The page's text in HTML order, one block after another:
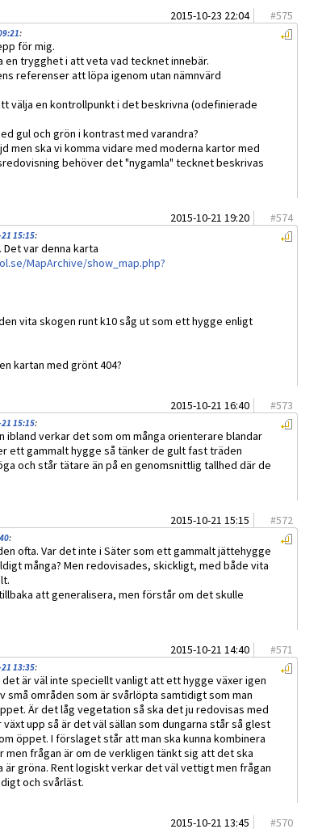
2015-10-23 22:04 #575
:
för mig.
en trygghet i att veta vad tecknet innebär.
referenser att löpa igenom utan nämnvärd
välja en kontrollpunkt i det beskrivna (odefinierade
gul och grön i kontrast med varandra?
men ska vi komma vidare med moderna kartor med
behöver det "nygamla" tecknet beskrivas
2015-10-21 19:20 #574
15:15:
var denna karta
MapArchive/show_map.php?
vita skogen runt k10 såg ut som ett hygge enligt
kartan med grönt 404?
2015-10-21 16:40 #573
15:15:
ibland verkar det som om många orienterare blandar
ett gammalt hygge så tänker de gult fast träden
och står tätare än på en genomsnittlig tallhed där de
2015-10-21 15:15 #572
:
ofta. Var det inte i Säter som ett gammalt jättehygge
många? Men redovisades, skickligt, med både vita
att generalisera, men förstår om det skulle
2015-10-21 14:40 #571
13:35:
är väl inte speciellt vanligt att ett hygge växer igen
små områden som är svårlöpta samtidigt som man
Är det låg vegetation så ska det ju redovisas med
upp så är det väl sällan som dungarna står så glest
öppet. I förslaget står att man ska kunna kombinera
frågan är om de verkligen tänkt sig att det ska
är gröna. Rent logiskt verkar det väl vettigt men frågan
och svårläst.
2015-10-21 13:45 #570